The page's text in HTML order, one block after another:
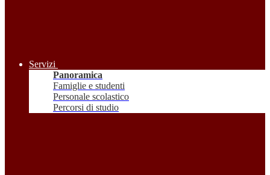
Servizi
Panoramica
Famiglie e studenti
Personale scolastico
Percorsi di studio